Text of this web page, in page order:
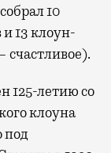
10
и 13 клоун-
счастливое).
125-летию со
клоуна
под